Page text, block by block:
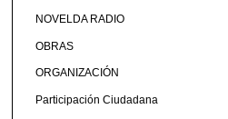
NOVELDA RADIO
OBRAS
ORGANIZACIÓN
Participación Ciudadana